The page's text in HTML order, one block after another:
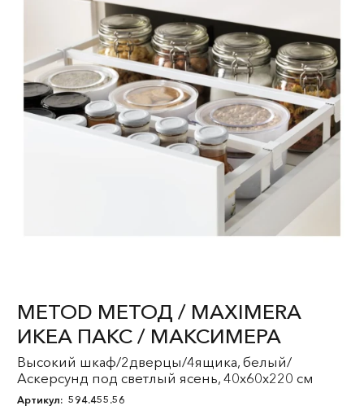
METOD МЕТОД / MAXIMERA
ИКЕА ПАКС / МАКСИМЕРА
Высокий шкаф/2дверцы/4ящика, белый/
Аскерсунд под светлый ясень, 40x60x220 см
Артикул: 594.455.56